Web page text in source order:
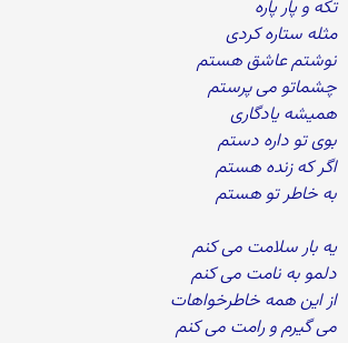
تکه و پار پاره
مثله ستاره کردی
نوشتم عاشق هستم
چشماتو می پرستم
همیشه یادگاری
بوی تو داره دستم
اگر که زنده هستم
به خاطر تو هستم
یه بار سلامت می کنم
دلمو به نامت می کنم
از این همه خاطرخواهات
می گیرم و رامت می کنم